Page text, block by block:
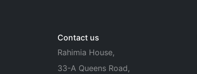
Contact us
Rahimia House,
33-A Queens Road,